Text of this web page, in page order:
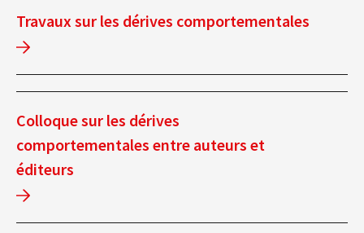
Travaux sur les dérives comportementales
Colloque sur les dérives
comportementales entre auteurs et
éditeurs